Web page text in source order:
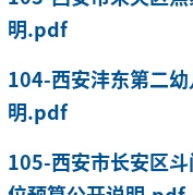
明.pdf
104-西安沣东第二
明.pdf
105-西安市长安区